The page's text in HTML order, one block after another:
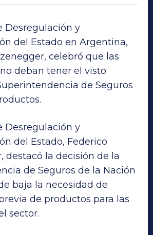
Desregulación y
del Estado en Argentina,
celebró que las
deban tener el visto
de Seguros
Desregulación y
del Estado, Federico
destacó la decisión de la
de Seguros de la Nación
baja la necesidad de
de productos para las
sector.